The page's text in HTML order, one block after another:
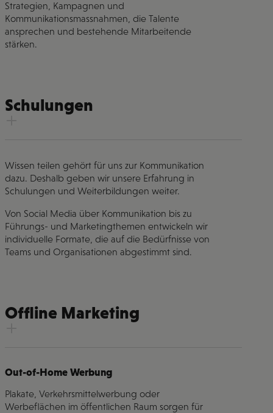
Strategien, Kampagnen und
Kommunikationsmassnahmen, die Talente
ansprechen und bestehende Mitarbeitende
stärken.
Schulungen
Wissen teilen gehört für uns zur Kommunikation
dazu. Deshalb geben wir unsere Erfahrung in
Schulungen und Weiterbildungen weiter.
Von Social Media über Kommunikation bis zu
Führungs- und Marketingthemen entwickeln wir
individuelle Formate, die auf die Bedürfnisse von
Teams und Organisationen abgestimmt sind.
Offline Marketing
Out-of-Home Werbung
Plakate, Verkehrsmittelwerbung oder
Werbeflächen im öffentlichen Raum sorgen für